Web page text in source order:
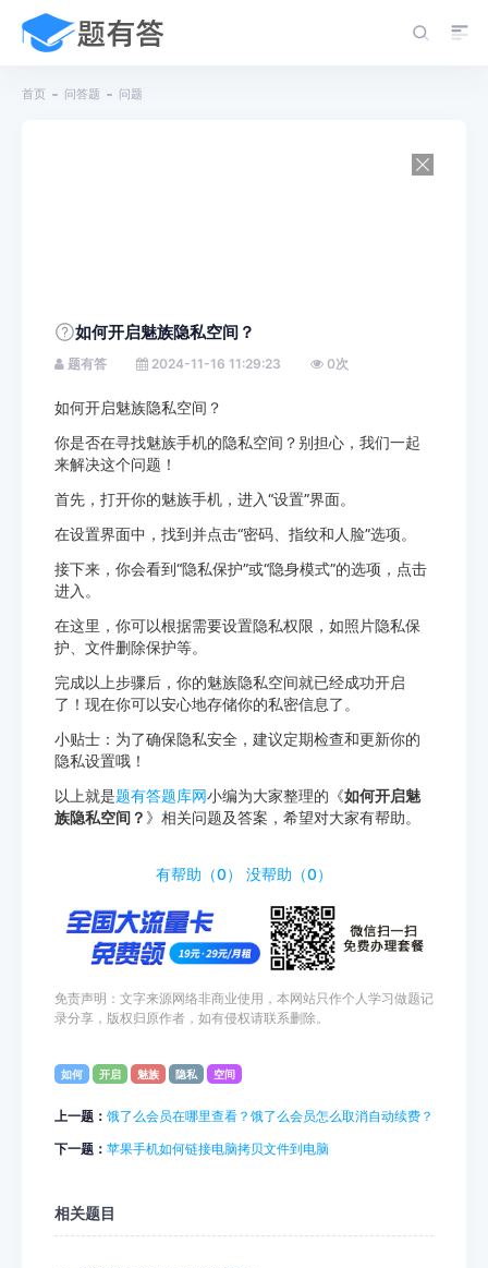
首页 问答题 问题
如何开启魅族隐私空间？
题有答 2024-11-16 11:29:23 0次
如何开启魅族隐私空间？
你是否在寻找魅族手机的隐私空间？别担心，我们一起
来解决这个问题！
首先，打开你的魅族手机，进入“设置”界面。
在设置界面中，找到并点击“密码、指纹和人脸”选项。
接下来，你会看到“隐私保护”或“隐身模式”的选项，点击
进入。
在这里，你可以根据需要设置隐私权限，如照片隐私保
护、文件删除保护等。
完成以上步骤后，你的魅族隐私空间就已经成功开启
了！现在你可以安心地存储你的私密信息了。
小贴士：为了确保隐私安全，建议定期检查和更新你的
隐私设置哦！
以上就是题有答题库网小编为大家整理的《如何开启魅
族隐私空间？ 》相关问题及答案，希望对大家有帮助。
有帮助（0） 没帮助（0）
免责声明：文字来源网络非商业使用，本网站只作个人学习做题记
录分享，版权归原作者，如有侵权请联系删除。
如何 开启 魅族 隐私 空间
上一题： 饿了么会员在哪里查看？饿了么会员怎么取消自动续费？
下一题： 苹果手机如何链接电脑拷贝文件到电脑
相关题目